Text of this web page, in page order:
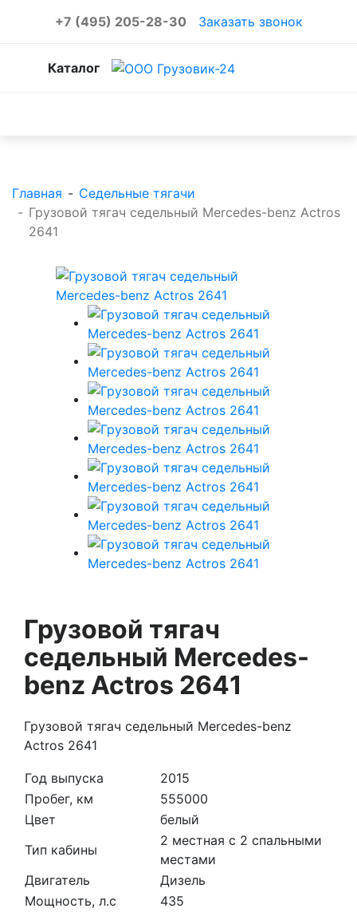
+7 (495) 205-28-30 Заказать звонок
Каталог
Главная - Седельные тягачи
- Грузовой тягач седельный Mercedes-benz Actros
2641
Грузовой тягач
седельный Mercedes-
benz Actros 2641
Грузовой тягач седельный Mercedes-benz
Actros 2641
Год выпуска
2015
Пробег, км
555000
Цвет
белый
Тип кабины
2 местная с 2 спальными
местами
Двигатель
Дизель
Мощность, л.с
435